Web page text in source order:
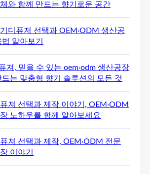
와 함께 만드는 향기로운 공간
디퓨저 선택과 OEM·ODM 생산공
알아보기
져, 믿을 수 있는 oem·odm 생산공장
드는 맞춤형 향기 솔루션의 모든 것
져 선택과 제작 이야기, OEM·ODM
노하우를 함께 알아보세요
져 선택과 제작, OEM·ODM 전문
이야기